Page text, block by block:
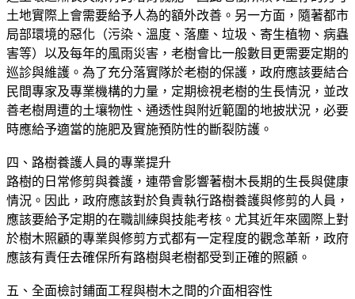
土地實際上會需要給予人為的額外改善。另一方面，隨著都市
局部環境的惡化（污染、溫度、落塵、垃圾、寄生植物、病蟲
害等）以及每年的風雨災害，老樹會比一般數目更需要定期的
巡診與維護。為了充分落實隊於老樹的保護，政府應該要結合
民間專家及專業機構的力量，定期檢視老樹的生長情況，並改
善老樹周遭的土壤物性、通透性與附近範圍的地披狀況，必要
時應給予適當的施肥及實施預防性的斷裂防護。
四、路樹養護人員的專業提升
路樹的日常修剪與養護，連帶會影響著樹木長期的生長與健康
情況。因此，政府應該對於負責執行路樹養護與修剪的人員，
應該要給予定期的在職訓練與技能考核。尤其近年來國際上對
於樹木照顧的專業與修剪方式都有一定程度的觀念革新，政府
應該有責任去確保所有路樹與老樹都受到正確的照顧。
五、全面檢討鋪面工程與樹木之間的介面相容性